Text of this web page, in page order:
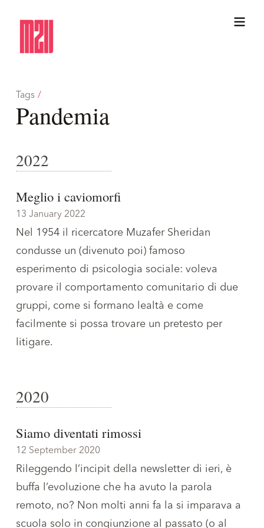
Tags /
Pandemia
2022
Meglio i caviomorfi
13 January 2022
Nel 1954 il ricercatore Muzafer Sheridan
condusse un (divenuto poi) famoso
esperimento di psicologia sociale: voleva
provare il comportamento comunitario di due
gruppi, come si formano lealtà e come
facilmente si possa trovare un pretesto per
litigare.
2020
Siamo diventati rimossi
12 September 2020
Rileggendo l’incipit della newsletter di ieri, è
buffa l’evoluzione che ha avuto la parola
remoto, no? Non molti anni fa la si imparava a
scuola solo in congiunzione al passato (o al